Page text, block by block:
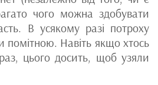
чого можна здобувати
В усякому разі потроху
помітною. Навіть якщо хтось
цього досить, щоб узяли